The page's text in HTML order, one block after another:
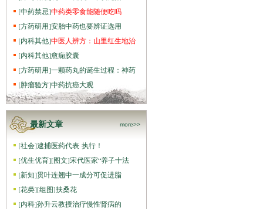
[中药禁忌]中药类零食能随便吃吗
[方药研用]安胎中药也要辨证选用
[内科其他]中医人辨方：山里红生地治
[内科其他]愈痫胶囊
[方药研用]一颗药丸的诞生过程：神药
[肿瘤验方]中药抗癌大观
最新文章 more>>
[社会]逮捕医药代表 执行！
[优生优育][图文]宋代医家“养子十法
[新知]贯叶连翘中一成分可促进脂
[花类][组图]扶桑花
[内科]孙升云教授治疗慢性肾病的